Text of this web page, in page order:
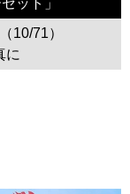
10/71）
に